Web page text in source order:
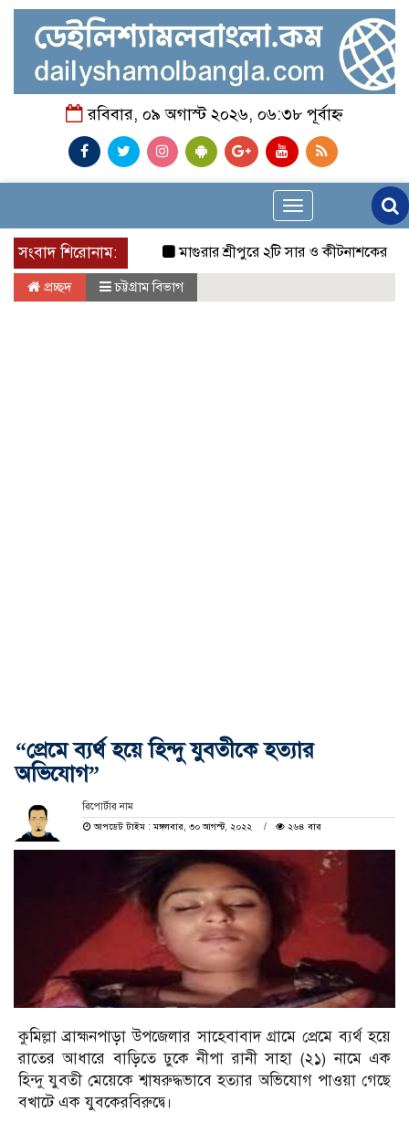
রবিবার, ০৯ অগাস্ট ২০২৬, ০৬:৩৮ পূর্বাহ্ন
Toggle
navigation
সংবাদ শিরোনাম:
মাগুরার শ্রীপুরে ২টি সার ও কীটনাশকের দোকানে
প্রচ্ছদ চট্টগ্রাম বিভাগ
“প্রেমে ব্যর্থ হয়ে হিন্দু যুবতীকে হত্যার
অভিযোগ”
রিপোর্টার নাম
আপডেট টাইম : মঙ্গলবার, ৩০ আগস্ট, ২০২২
২৬৪ বার
কুমিল্লা ব্রাহ্মনপাড়া উপজেলার সাহেবাবাদ গ্রামে প্রেমে ব্যর্থ হয়ে
রাতের আধারে বাড়িতে ঢুকে নীপা রানী সাহা (২১) নামে এক
হিন্দু যুবতী মেয়েকে শ্বাষরুদ্ধভাবে হত্যার অভিযোগ পাওয়া গেছে
বখাটে এক যুবকেরবিরুদ্বে।